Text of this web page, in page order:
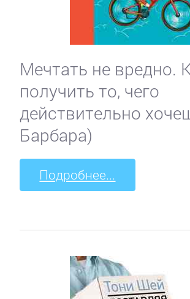
Мечтать не вредно.
получить то, чего
действительно
Барбара)
Подробнее...